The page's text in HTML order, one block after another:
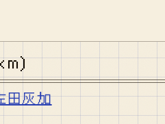
田灰加